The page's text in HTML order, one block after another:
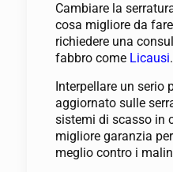
Cambiare la
cosa migliore da
richiedere una
fabbro come Licausi.
Interpellare un serio
aggiornato sulle
sistemi di scasso in
migliore garanzia
meglio contro i